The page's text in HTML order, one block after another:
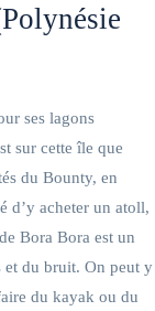
ses lagons
sur cette île que
du Bounty, en
d’y acheter un atoll,
Bora Bora est un
et du bruit. On peut y
du kayak ou du